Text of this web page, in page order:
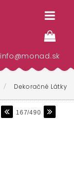
info@monad.sk
/ Dekoračné Látky
167/490